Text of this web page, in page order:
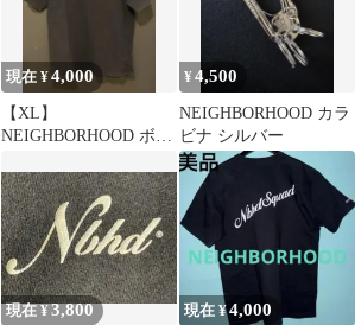
現在 ¥4,000
【XL】
NEIGHBORHOOD ボッ
バーフッド 黒
¥4,500
NEIGHBORHOOD カラ
ビナ シルバー
現在 ¥3,800 現在 ¥4,000